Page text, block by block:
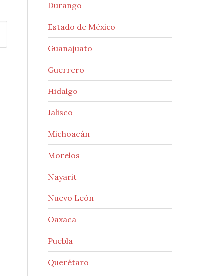
Durango
Estado de México
Guanajuato
Guerrero
Hidalgo
Jalisco
Michoacán
Morelos
Nayarit
Nuevo León
Oaxaca
Puebla
Querétaro